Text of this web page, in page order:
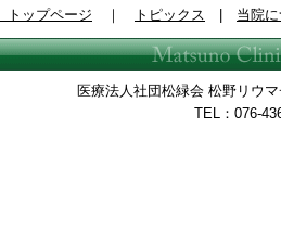
トップページ ｜ トピックス 当院
医療法人社団松緑会 松野リウ
TEL：076-